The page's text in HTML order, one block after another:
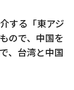
する「東アジ
ので、中国を
、台湾と中国